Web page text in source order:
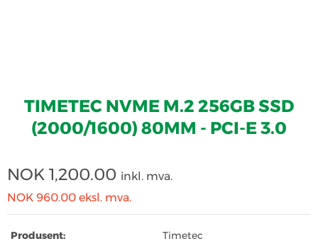
TIMETEC NVME M.2 256GB SSD
(2000/1600) 80MM - PCI-E 3.0
NOK 1,200.00 inkl. mva.
NOK 960.00 eksl. mva.
Produsent:
Timetec